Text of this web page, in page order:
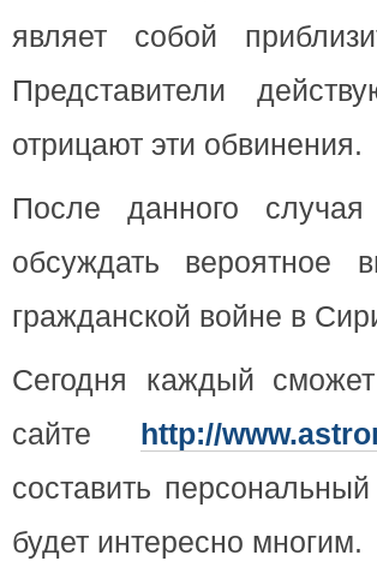
являет собой
Представители
отрицают эти обвинения.
После данного
обсуждать вероятное
гражданской войне в
Сегодня каждый
сайте http://
составить
будет интересно многим.